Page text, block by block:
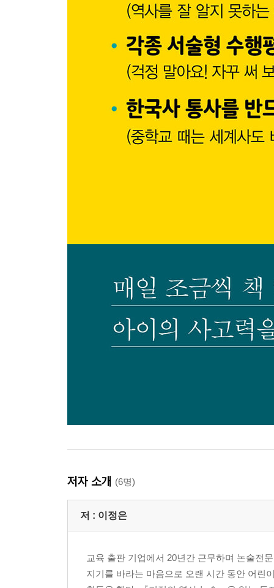
저자 소개 (6명)
저 : 이정은
교육 출판 기업에서 20년간 근무하며 논술전
지기를 바라는 마음으로 오랜 시간 동안 어린